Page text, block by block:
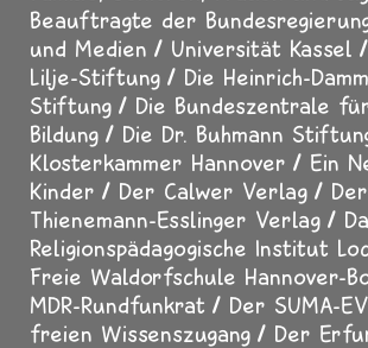
Beauftragte der
und Medien
Universität Kassel
Lilje-Stiftung
Die Heinrich-
Stiftung
Die Bundeszentrale
Bildung
Die Dr. Buhmann
Klosterkammer Hannover
Ein
Kinder
Der Calwer Verlag
Der
Thienemann-Esslinger Verlag
Religionspädagogische Institut
Freie Waldorfschule Hannover-
MDR-Rundfunkrat
Der SUMA-
freien Wissenszugang
Der